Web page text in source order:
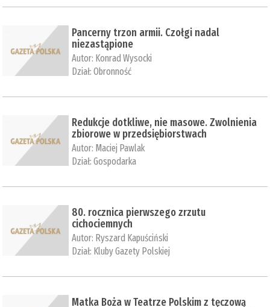
Pancerny trzon armii. Czołgi nadal
niezastąpione
Autor: Konrad Wysocki
Dział:Obronność
Redukcje dotkliwe, nie masowe. Zwolnienia
zbiorowe w przedsiębiorstwach
Autor: Maciej Pawlak
Dział:Gospodarka
80. rocznica pierwszego zrzutu
cichociemnych
Autor: Ryszard Kapuściński
Dział: Kluby Gazety Polskiej
Matka Boża w Teatrze Polskim z tęczową